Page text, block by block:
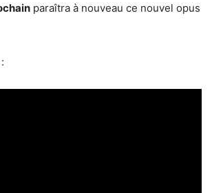
paraîtra à nouveau ce nouvel opus